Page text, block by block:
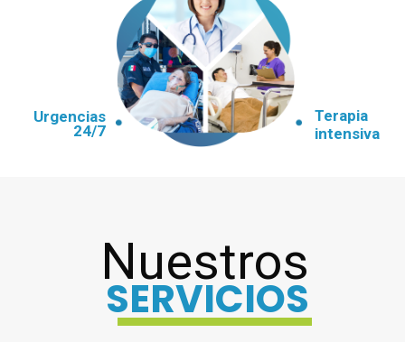
Terapia
intensiva
Urgencias
24/7
SERVICIOS
Nuestros